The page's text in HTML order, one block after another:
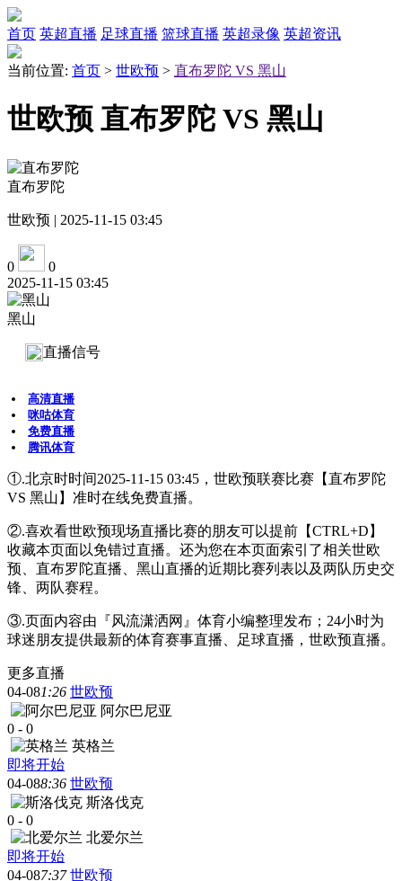
首页 英超直播 足球直播 篮球直播 英超录像 英超资讯
当前位置: 首页 > 世欧预 > 直布罗陀 VS 黑山
世欧预 直布罗陀 VS 黑山
直布罗陀
世欧预 | 2025-11-15 03:45
0
0
2025-11-15 03:45
黑山
直播信号
高清直播
咪咕体育
免费直播
腾讯体育
①.北京时时间2025-11-15 03:45，世欧预联赛比赛【直布罗陀
VS 黑山】准时在线免费直播。
②.喜欢看世欧预现场直播比赛的朋友可以提前【CTRL+D】
收藏本页面以免错过直播。还为您在本页面索引了相关世欧
预、直布罗陀直播、黑山直播的近期比赛列表以及两队历史交
锋、两队赛程。
③.页面内容由『风流潇洒网』体育小编整理发布；24小时为
球迷朋友提供最新的体育赛事直播、足球直播，世欧预直播。
更多直播
04-081:26 世欧预
阿尔巴尼亚
0 - 0
英格兰
即将开始
04-088:36 世欧预
斯洛伐克
0 - 0
北爱尔兰
即将开始
04-087:37 世欧预